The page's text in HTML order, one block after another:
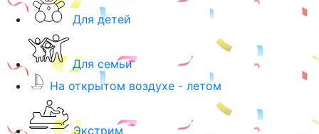
Для детей
Для семьи
На открытом воздухе - летом
Экстрим